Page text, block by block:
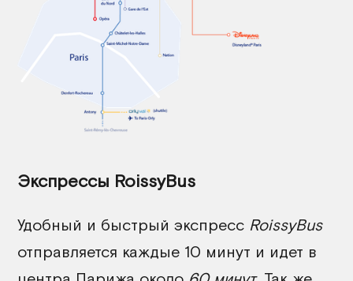
Экспрессы RoissyBus
Удобный и быстрый экспресс RoissyBus
отправляется каждые 10 минут и идет в